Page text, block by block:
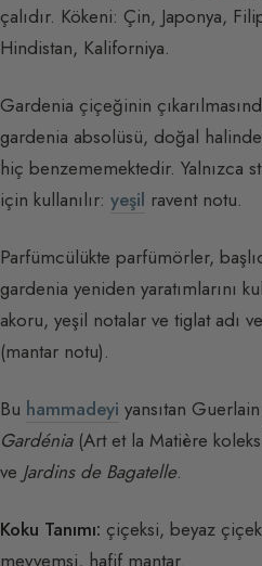
çalıdır. Kökeni: Çin, Japonya,
Hindistan, Kaliforniya.
Gardenia çiçeğinin
gardenia absolüsü, doğal
hiç benzememektedir. Yalnızca
için kullanılır: yeşil ravent notu.
Parfümcülükte parfümörler,
gardenia yeniden yaratımlarını
akoru, yeşil notalar ve tiglat adı
(mantar notu).
Bu hammadeyi yansıtan
Gardénia(Art et la Matière
ve Jardins de Bagatelle.
Koku Tanımı: çiçeksi, beyaz
meyvemsi, hafif mantar.